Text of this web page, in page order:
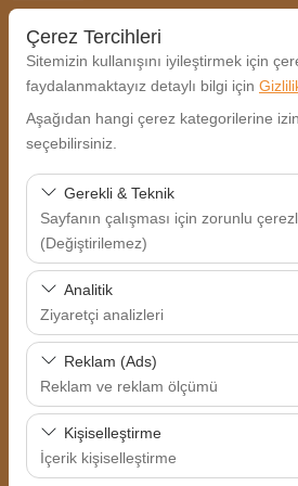
Çerez Tercihleri
Sitemizin kullanışını iyileştirmek için
faydalanmaktayız detaylı bilgi için
Aşağıdan hangi çerez kategorilerine
seçebilirsiniz.
Gerekli & Teknik
Sayfanın çalışması için zorunlu
(Değiştirilemez)
Bu çerezler sitenin doğru şekilde
oturum yönetimi ve temel işlevler için
dışı bırakılamaz.
Analitik
Ziyaretçi analizleri
Bu çerezler, sitemizin nasıl
en çok ziyaret edilen sayfalar,
analiz etmemizi sağlar. Bu veriler,
performansını ölçmek ve kullanıcı
iyileştirmek için kullanılır.
Reklam (Ads)
Reklam ve reklam ölçümü
Bu çerezler, size ilgi alanlarınıza
reklamlar göstermemize ve reklam
etkinliğini (gösterim sayısı, tıklama
Kişiselleştirme
İçerik kişiselleştirme
Uygun Fiyat Garantisi ile
Nereden Alacaksınız?
Farklı yerde bırakmak istiyorum
Alış Tarih & Saat
Bırakış Tarih & Saat